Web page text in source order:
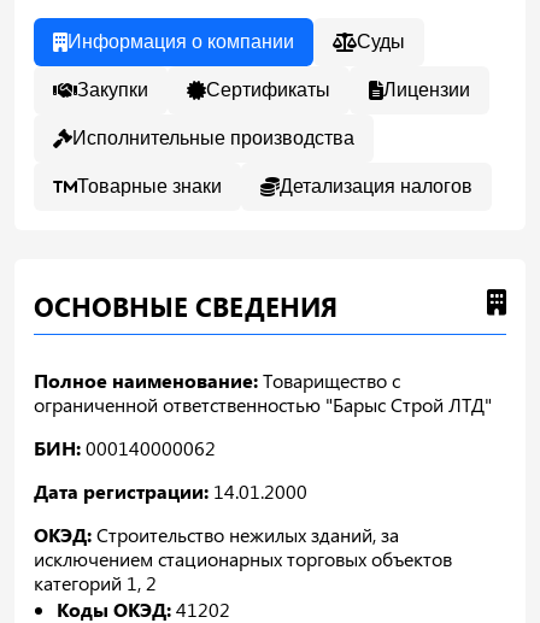
Информация о компании Суды
Закупки Сертификаты Лицензии
Исполнительные производства
Товарные знаки Детализация налогов
ОСНОВНЫЕ СВЕДЕНИЯ
Полное наименование:Товарищество с
ограниченной ответственностью "Барыс Строй ЛТД"
БИН:000140000062
Дата регистрации: 14.01.2000
ОКЭД:Строительство нежилых зданий, за
исключением стационарных торговых объектов
категорий 1, 2
Коды ОКЭД:41202